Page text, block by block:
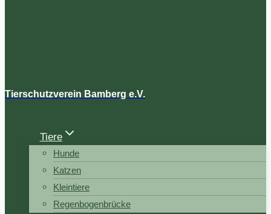
Tierschutzverein Bamberg e.V.
Tiere
Hunde
Katzen
Kleintiere
Regenbogenbrücke